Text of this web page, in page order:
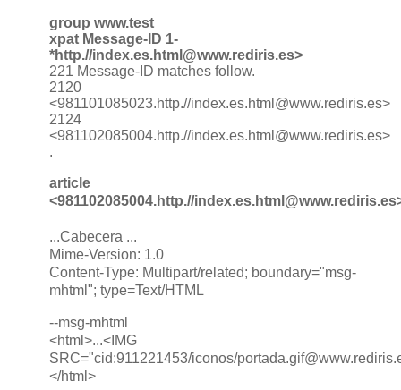
group www.test
xpat Message-ID 1-
*http.//index.es.html@www.rediris.es>
221 Message-ID matches follow.
2120
<981101085023.http.//index.es.html@www.rediris.es>
2124
<981102085004.http.//index.es.html@www.rediris.es>
.
article
<981102085004.http.//
...Cabecera ...
Mime-Version: 1.0
Content-Type: Multipart/related; boundary="msg-
mhtml"; type=Text/HTML
--msg-mhtml
<html>...<IMG
SRC="cid:911221453/iconos/
</html>